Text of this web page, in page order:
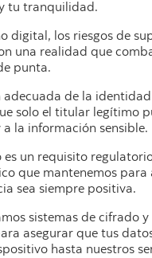
tu tranquilidad.
digital, los riesgos de
una realidad que
punta.
adecuada de la
solo el titular legítimo
a la información sensible.
es un requisito
que mantenemos para
sea siempre positiva.
sistemas de cifrado
asegurar que tus
hasta nuestros